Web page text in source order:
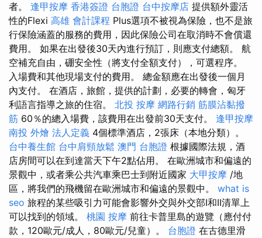
者。 逢甲按摩 香港簽證 台胞證 台中按摩店 提供額外靈活
性的Flexi 高雄 會計課程 Plus選項不被視為保險，也不是旅
行保險涵蓋的服務的費用，因此保險公司在取消時不會償還
費用。 如果在出發後30天內進行預訂，則應支付總額。 航
空補充自由，硼安全性（將支付全額支付），可選程序。
入場費和其他現場支付的費用。 總金額應在出發後一個月
內支付。 在酒店，旅館，提供的計劃，必要的轉會，匈牙
利語言指導之旅的住宿。 北投 按摩 網路行銷 筋膜沾黏撥
筋 60％的總入場費，該費用在出發前30天支付。 逢甲按摩
南投 外燴 法人定義 4個標準酒店，2張床（本地分類）。
台中養生館 台中肩頸放鬆 澳門 台胞證 根據國際法規，酒
店房間可以在到達當天下午2點佔用。 在歐洲城市和偏遠的
景觀中，或者乘公共汽車乘巴士到附近國家 大甲按摩 /地
區，將我們的飛機留在歐洲城市和偏遠的景觀中。 what is
seo 旅程的某些吸引力可能會影響外交與外交部I和II清單上
可以找到的領域。 桃園 按摩 前往卡普里島的遊覽（應付付
款，120歐元/成人，80歐元/兒童）。 台胞證 在古德里滑